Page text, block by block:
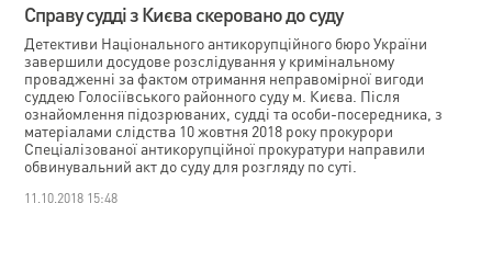
Справу судді з Києва скеровано до суду
Детективи Національного антикорупційного бюро України
завершили досудове розслідування у кримінальному
провадженні за фактом отримання неправомірної вигоди
суддею Голосіївського районного суду м. Києва. Після
ознайомлення підозрюваних, судді та особи-посередника, з
матеріалами слідства 10 жовтня 2018 року прокурори
Спеціалізованої антикорупційної прокуратури направили
обвинувальний акт до суду для розгляду по суті.
11.10.2018 15:48